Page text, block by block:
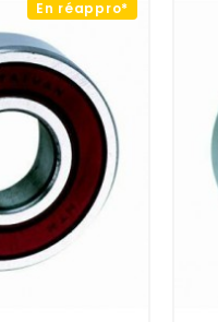
En réappro*